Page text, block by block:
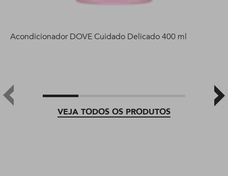
VEJA TODOS OS PRODUTOS
Acondicionador DOVE Cuidado Delicado 400 ml